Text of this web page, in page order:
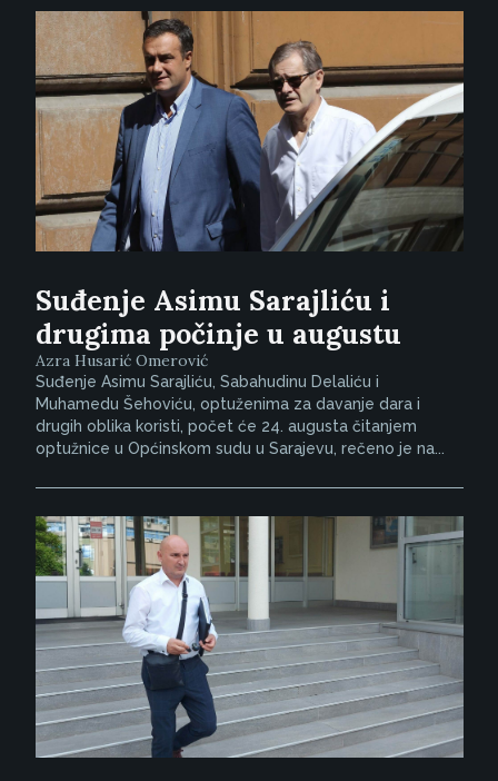
Suđenje Asimu Sarajliću i
drugima počinje u augustu
Azra Husarić Omerović
Suđenje Asimu Sarajliću, Sabahudinu Delaliću i
Muhamedu Šehoviću, optuženima za davanje dara i
drugih oblika koristi, počet će 24. augusta čitanjem
optužnice u Općinskom sudu u Sarajevu, rečeno je na...